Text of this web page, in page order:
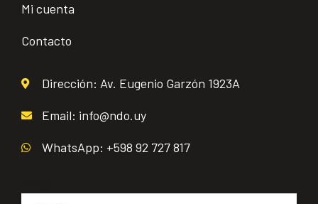
Mi cuenta
Contacto
Dirección: Av. Eugenio Garzón 1923A
Email: info@ndo.uy
WhatsApp: +598 92 727 817